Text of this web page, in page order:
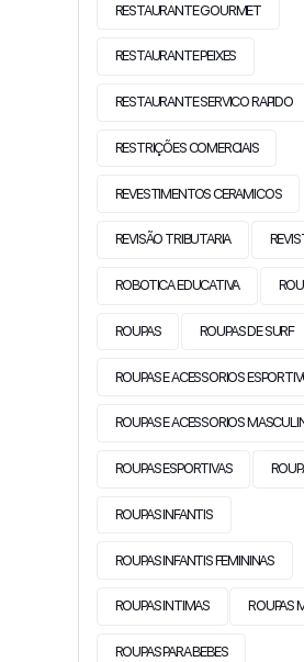
RESTAURANTE GOURMET
RESTAURANTE PEIXES
RESTAURANTE SERVICO RAPIDO
RESTRIÇÕES COMERCIAIS
REVESTIMENTOS CERAMICOS
REVISÃO TRIBUTARIA
ROBOTICA EDUCATIVA
ROUPAS ROUPAS DE SURF
ROUPAS E ACESSORIOS
ROUPAS E ACESSORIOS
ROUPAS ESPORTIVAS
ROUPAS INFANTIS
ROUPAS INFANTIS FEMININAS
ROUPAS INTIMAS ROUPAS
ROUPAS PARA BEBES